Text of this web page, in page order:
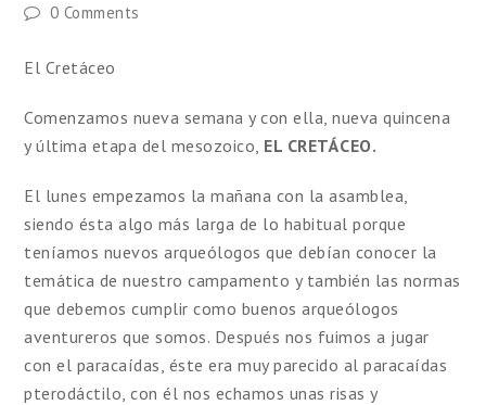
0 Comments
El Cretáceo
Comenzamos nueva semana y con ella, nueva quincena
y última etapa del mesozoico, EL CRETÁCEO.
El lunes empezamos la mañana con la asamblea,
siendo ésta algo más larga de lo habitual porque
teníamos nuevos arqueólogos que debían conocer la
temática de nuestro campamento y también las normas
que debemos cumplir como buenos arqueólogos
aventureros que somos. Después nos fuimos a jugar
con el paracaídas, éste era muy parecido al paracaídas
pterodáctilo, con él nos echamos unas risas y